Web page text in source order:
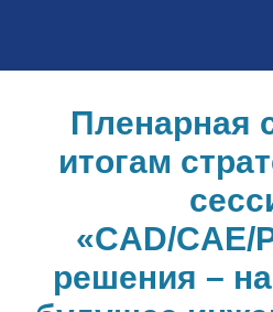
Пленарная
итогам
«CAD/CAE/
решения –